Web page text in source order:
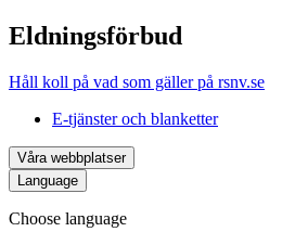
Eldningsförbud
Håll koll på vad som gäller på rsnv.se
E-tjänster och blanketter
Våra webbplatser
Language
Choose language